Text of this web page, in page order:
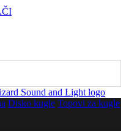
Disko kugle Topovi za kugle